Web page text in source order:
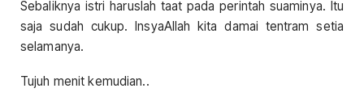
Sebaliknya istri haruslah taat pada perintah suaminya. Itu
saja sudah cukup. InsyaAllah kita damai tentram setia
selamanya.
Tujuh menit kemudian..